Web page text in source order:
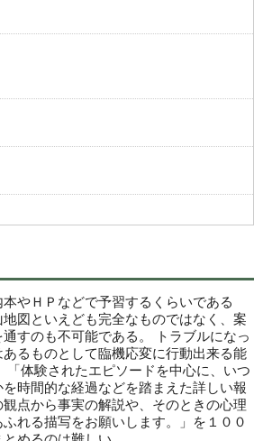
やＨＰなどで予習するくらいである
図といえども完全なものではなく、案
すのも不可能である。 トラブルになっ
るものとして臨機応変に行動出来る能
体験されたエピソードを中心に、いつ
時間的な経過などを踏まえた詳しい報
点から事実の解説や、そのときの心理
れる描写をお願いします。」を１００